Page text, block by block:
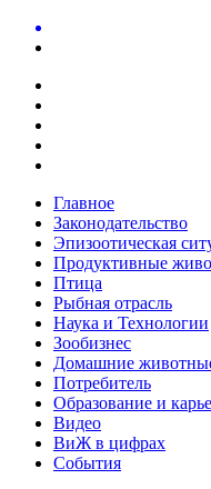
Главное
Законодательство
Эпизоотическая
Продуктивные
Птица
Рыбная отрасль
Наука и Технологии
Зообизнес
Домашние
Потребитель
Образование и
Видео
ВиЖ в цифрах
События